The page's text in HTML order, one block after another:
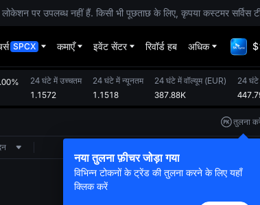
पर उपलब्ध नहीं हैं. किसी भी पूछताछ के लिए, कृपया कस्टमर सर्विस
SPCX कमाएँ इवेंट सेंटर रिवॉर्ड हब अधिक
24 घंटे में उच्चतम
1.1572
24 घंटे में न्यूनतम
1.1518
24 घंटे में वॉल्यूम(EUR)
387.88K
24 घंटे
तुलना
नया तुलना फ़ीचर जोड़ा गया
विभिन्न टोकनों के ट्रेंड की तुलना करने के लिए यहाँ
क्लिक करें